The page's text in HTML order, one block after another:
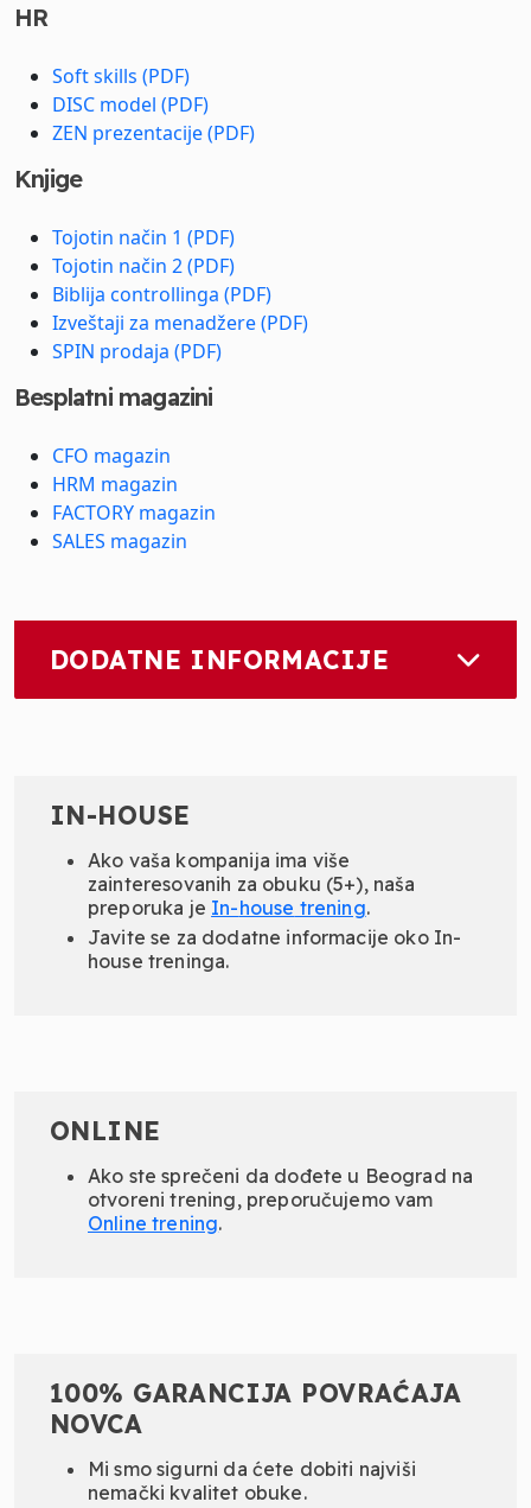
HR
Soft skills (PDF)
DISC model (PDF)
ZEN prezentacije (PDF)
Knjige
Tojotin način 1 (PDF)
Tojotin način 2 (PDF)
Biblija controllinga (PDF)
Izveštaji za menadžere (PDF)
SPIN prodaja (PDF)
Besplatni magazini
CFO magazin
HRM magazin
FACTORY magazin
SALES magazin
DODATNE INFORMACIJE
IN-HOUSE
Ako vaša kompanija ima više
zainteresovanih za obuku (5+), naša
preporuka je In-house trening.
Javite se za dodatne informacije oko In-
house treninga.
ONLINE
Ako ste sprečeni da dođete u Beograd na
otvoreni trening, preporučujemo vam
Online trening.
100% GARANCIJA POVRAĆAJA
NOVCA
Mi smo sigurni da ćete dobiti najviši
nemački kvalitet obuke.